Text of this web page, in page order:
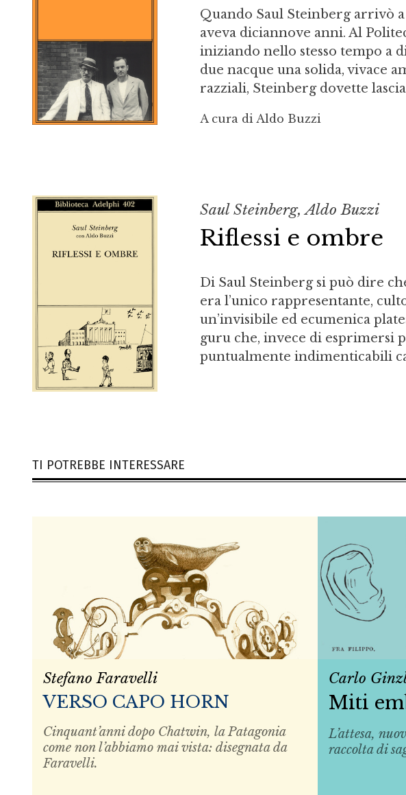
Quando Saul Steinberg arrivò
aveva diciannove anni. Al
iniziando nello stesso tempo a
due nacque una solida, vivace
razziali, Steinberg dovette
A cura di Aldo Buzzi
Saul Steinberg, Aldo Buzzi
Riflessi e ombre
Di Saul Steinberg si può dire
era l’unico rappresentante,
un’invisibile ed ecumenica
guru che, invece di esprimersi
puntualmente indimenticabili
TI POTREBBE INTERESSARE
Stefano Faravelli
VERSO CAPO HORN
Cinquant’anni dopo Chatwin, la Patagonia
come non l’abbiamo mai vista: disegnata da
Faravelli.
Carlo
Miti
L’attesa,
raccolta di